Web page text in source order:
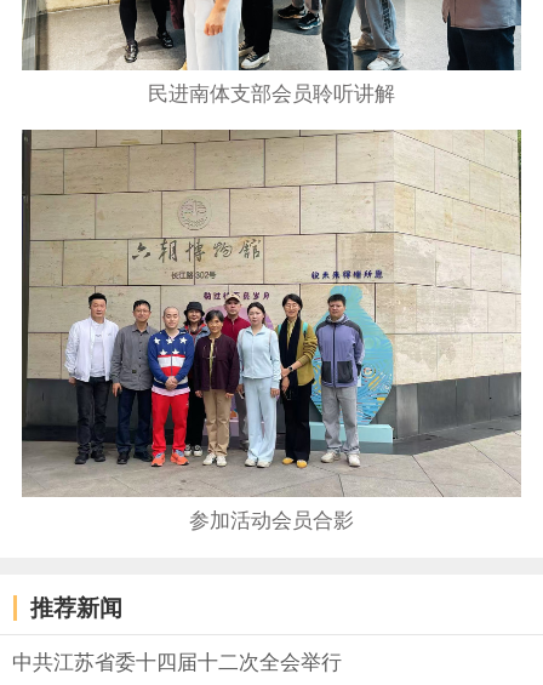
民进南体支部会员聆听讲解
参加活动会员合影
推荐新闻
中共江苏省委十四届十二次全会举行